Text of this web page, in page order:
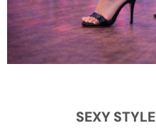
SEXY STYLE